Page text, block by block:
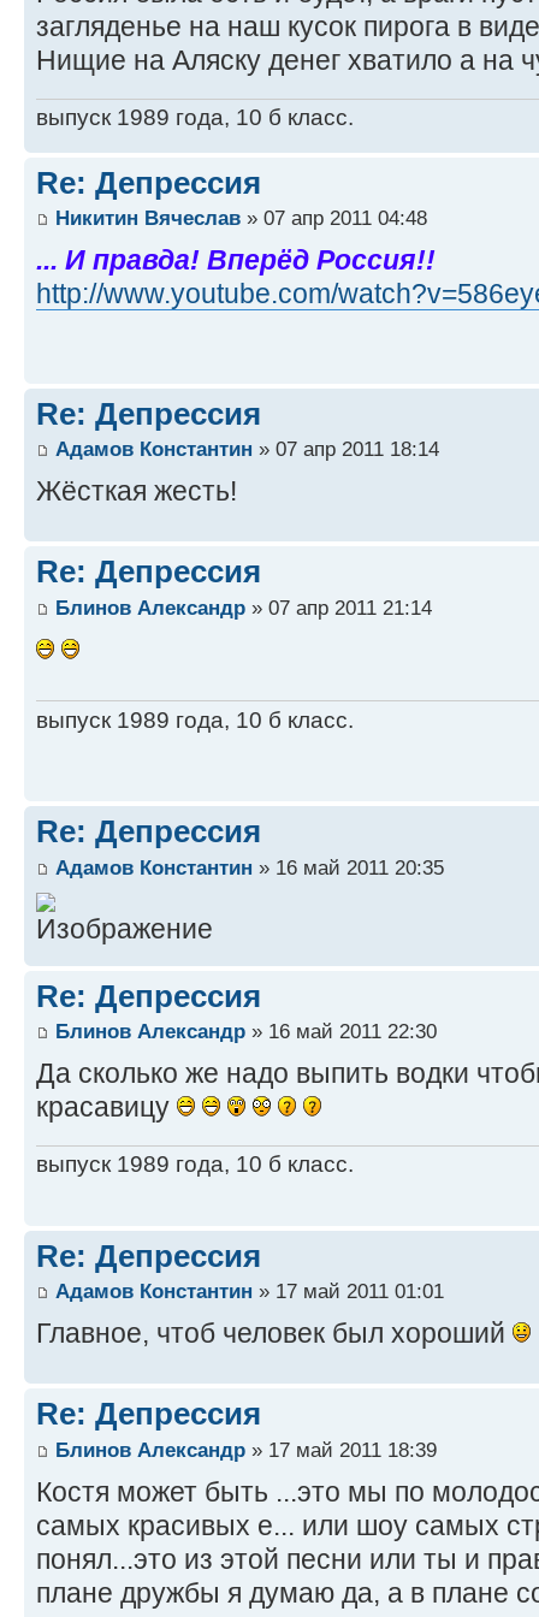
загляденье на наш кусок пирога в
Нищие на Аляску денег хватило а на
выпуск 1989 года, 10 б класс.
Re: Депрессия
Никитин Вячеслав » 07 апр 2011 04:48
... И правда! Вперёд Россия!!
http://www.youtube.com/
Re: Депрессия
Адамов Константин » 07 апр 2011 18:14
Жёсткая жесть!
Re: Депрессия
Блинов Александр » 07 апр 2011 21:14
выпуск 1989 года, 10 б класс.
Re: Депрессия
Адамов Константин » 16 май 2011 20:35
Re: Депрессия
Блинов Александр » 16 май 2011 22:30
Да сколько же надо выпить водки
красавицу
выпуск 1989 года, 10 б класс.
Re: Депрессия
Адамов Константин » 17 май 2011 01:01
Главное, чтоб человек был хороший
Re: Депрессия
Блинов Александр » 17 май 2011 18:39
Костя может быть ...это мы по
самых красивых е... или шоу самых
понял...это из этой песни или ты и
плане дружбы я думаю да, а в плане